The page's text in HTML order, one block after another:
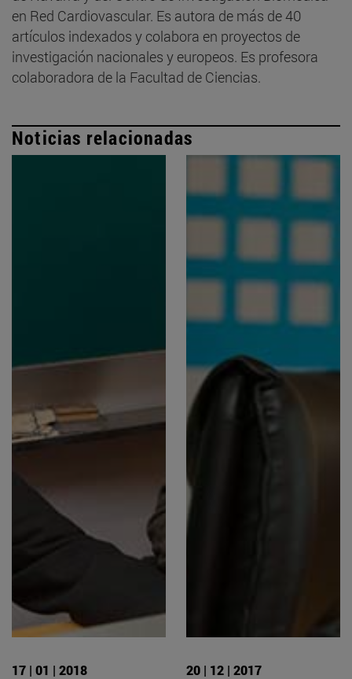
en Red Cardiovascular. Es autora de más de 40
artículos indexados y colabora en proyectos de
investigación nacionales y europeos. Es profesora
colaboradora de la Facultad de Ciencias.
Noticias relacionadas
17 | 01 | 2018 20 | 12 | 2017